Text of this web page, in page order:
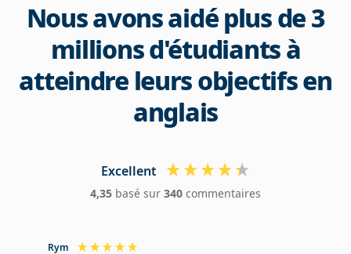
Nous avons aidé plus de 3
millions d'étudiants à
atteindre leurs objectifs en
anglais
Excellent
4,35 basé sur 340 commentaires
Rym